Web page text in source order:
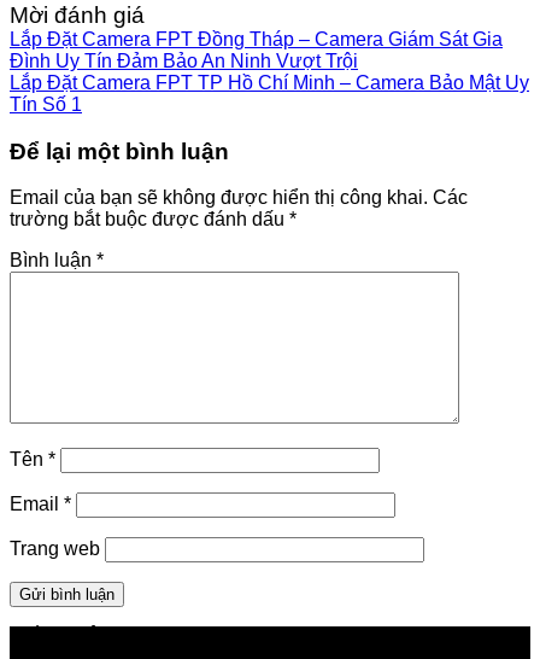
Mời đánh giá
Lắp Đặt Camera FPT Đồng Tháp – Camera Giám Sát Gia
Đình Uy Tín Đảm Bảo An Ninh Vượt Trội
Lắp Đặt Camera FPT TP Hồ Chí Minh – Camera Bảo Mật Uy
Tín Số 1
Để lại một bình luận
Email của bạn sẽ không được hiển thị công khai. Các
trường bắt buộc được đánh dấu *
Bình luận *
Tên *
Email *
Trang web